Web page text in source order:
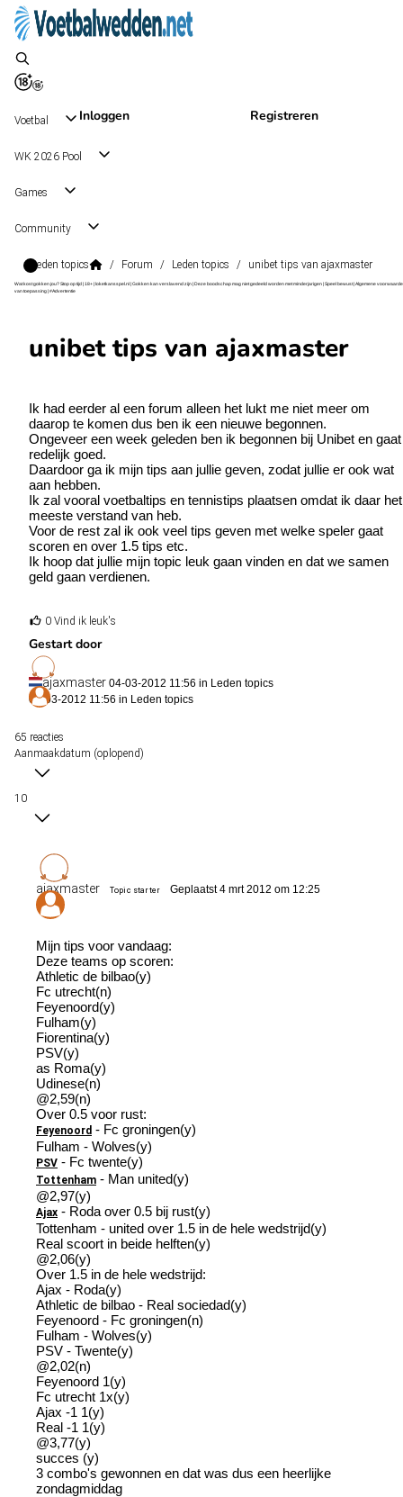
Inloggen Registreren
Voetbal
WK 2026 Pool
Games
Community
Leden topics / Forum / Leden topics / unibet tips van ajaxmaster
Wat kost gokken jou? Stop op tijd | 18+ | loketkansspel.nl | Gokken kan verslavend zijn | Deze boodschap mag niet gedeeld worden met minderjarigen | Speel bewust | Algemene
van toepassing | #Advertentie
unibet tips van ajaxmaster
Ik had eerder al een forum alleen het lukt me niet meer om
daarop te komen dus ben ik een nieuwe begonnen.
Ongeveer een week geleden ben ik begonnen bij Unibet en gaat
redelijk goed.
Daardoor ga ik mijn tips aan jullie geven, zodat jullie er ook wat
aan hebben.
Ik zal vooral voetbaltips en tennistips plaatsen omdat ik daar het
meeste verstand van heb.
Voor de rest zal ik ook veel tips geven met welke speler gaat
scoren en over 1.5 tips etc.
Ik hoop dat jullie mijn topic leuk gaan vinden en dat we samen
geld gaan verdienen.
0 Vind ik leuk's
Gestart door
ajaxmaster 04-03-2012 11:56 in Leden topics
04-03-2012 11:56 in Leden topics
65 reacties
Aanmaakdatum (oplopend)
10
ajaxmaster Topic starter Geplaatst 4 mrt 2012 om 12:25
Mijn tips voor vandaag:
Deze teams op scoren:
Athletic de bilbao(y)
Fc utrecht(n)
Feyenoord(y)
Fulham(y)
Fiorentina(y)
PSV(y)
as Roma(y)
Udinese(n)
@2,59(n)
Over 0.5 voor rust:
Feyenoord - Fc groningen(y)
Fulham - Wolves(y)
PSV - Fc twente(y)
Tottenham - Man united(y)
@2,97(y)
Ajax - Roda over 0.5 bij rust(y)
Tottenham - united over 1.5 in de hele wedstrijd(y)
Real scoort in beide helften(y)
@2,06(y)
Over 1.5 in de hele wedstrijd:
Ajax - Roda(y)
Athletic de bilbao - Real sociedad(y)
Feyenoord - Fc groningen(n)
Fulham - Wolves(y)
PSV - Twente(y)
@2,02(n)
Feyenoord 1(y)
Fc utrecht 1x(y)
Ajax -1 1(y)
Real -1 1(y)
@3,77(y)
succes (y)
3 combo's gewonnen en dat was dus een heerlijke
zondagmiddag